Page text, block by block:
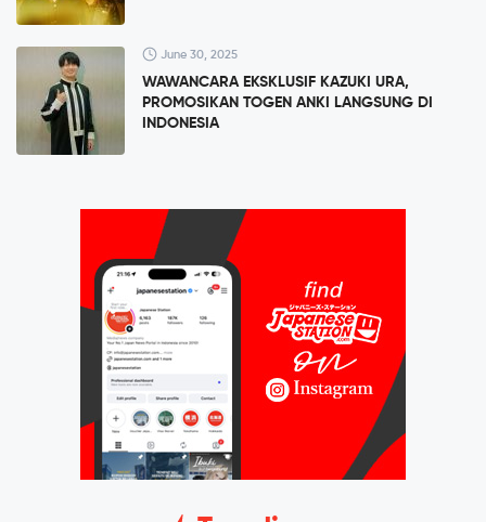
June 30, 2025
WAWANCARA EKSKLUSIF KAZUKI URA,
PROMOSIKAN TOGEN ANKI LANGSUNG DI
INDONESIA